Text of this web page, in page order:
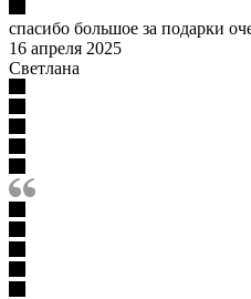
спасибо большое за подарки
16 апреля 2025
Светлана